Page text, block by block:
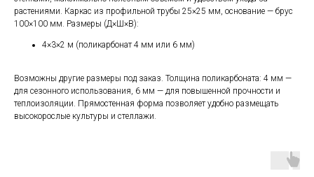
растениями. Каркас из профильной трубы 25×25 мм, основание — брус
100×100 мм. Размеры (Д×Ш×В):
4×3×2 м (поликарбонат 4 мм или 6 мм)
Возможны другие размеры под заказ. Толщина поликарбоната: 4 мм —
для сезонного использования, 6 мм — для повышенной прочности и
теплоизоляции. Прямостенная форма позволяет удобно размещать
высокорослые культуры и стеллажи.